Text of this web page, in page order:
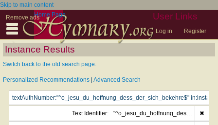
Skip to main content
Remove ads
User Links
Log in Register
Home Page
Instance Results
Switch back to the old search page.
Personalized Recommendations Advanced Search
Text Identifier: "^o_jesu_du_hoffnung_dess_der_sich_bekehre$" ✖